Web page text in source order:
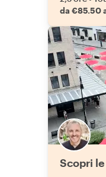
da €85.50
Scopri